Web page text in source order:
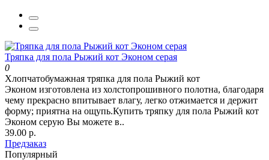
Тряпка для пола Рыжий кот Эконом серая
0
Хлопчатобумажная тряпка для пола Рыжий кот
Эконом изготовлена из холстопрошивного полотна, благодаря
чему прекрасно впитывает влагу, легко отжимается и держит
форму; приятна на ощупь.Купить тряпку для пола Рыжий кот
Эконом серую Вы можете в..
39.00 р.
Предзаказ
Популярный